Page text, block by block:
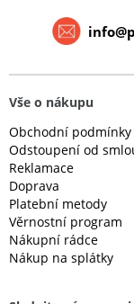
Vše o nákupu
Obchodní podmínky
Odstoupení od
Reklamace
Doprava
Platební metody
Věrnostní program
Nákupní rádce
Nákup na splátky